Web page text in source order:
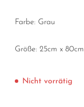
Farbe: Grau
Größe: 25cm x 80cm
Nicht vorrätig